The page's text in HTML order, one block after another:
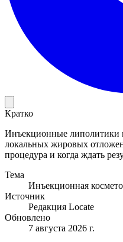
Кратко
Инъекционные липолитики
локальных жировых
процедура и когда ждать
Тема
Инъекционная
Источник
Редакция Locate
Обновлено
7 августа 2026 г.